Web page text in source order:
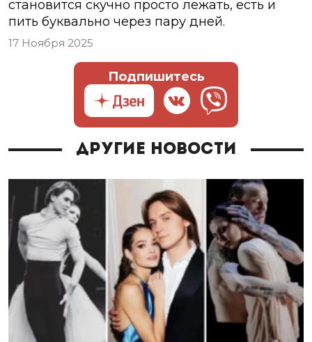
становится скучно просто лежать, есть и
пить буквально через пару дней.
17 Ноября 2025
Подпишитесь
Другие новости